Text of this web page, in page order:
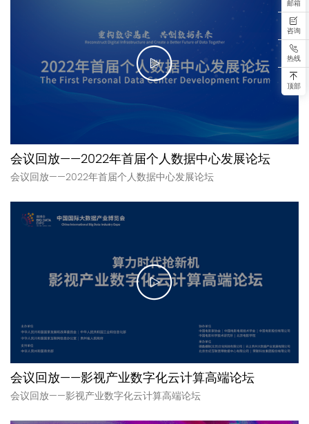
会议回放——2022年首届个人数据中心发展论坛
会议回放——2022年首届个人数据中心发展论坛
会议回放——影视产业数字化云计算高端论坛
会议回放——影视产业数字化云计算高端论坛
邮箱
咨询
热线
顶部